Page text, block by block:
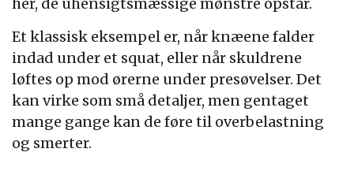
Et klassisk eksempel er, når knæene falder
indad under et squat, eller når skuldrene
løftes op mod ørerne under presøvelser. Det
kan virke som små detaljer, men gentaget
mange gange kan de føre til overbelastning
og smerter.